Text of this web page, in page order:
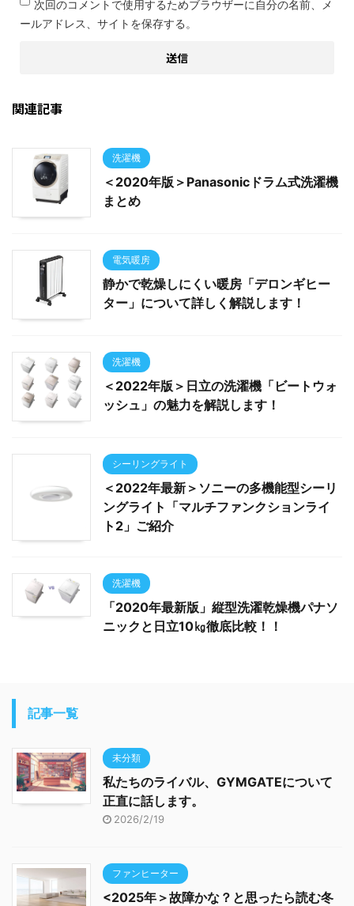
次回のコメントで使用するためブラウザーに自分の名前、メ
ールアドレス、サイトを保存する。
関連記事
洗濯機
＜2020年版＞Panasonicドラム式洗濯機
まとめ
電気暖房
静かで乾燥しにくい暖房「デロンギヒー
ター」について詳しく解説します！
洗濯機
＜2022年版＞日立の洗濯機「ビートウォ
ッシュ」の魅力を解説します！
シーリングライト
＜2022年最新＞ソニーの多機能型シーリ
ングライト「マルチファンクションライ
ト2」ご紹介
洗濯機
「2020年最新版」縦型洗濯乾燥機パナソ
ニックと日立10㎏徹底比較！！
記事一覧
未分類
私たちのライバル、GYMGATEについて
正直に話します。
2026/2/19
ファンヒーター
<2025年＞故障かな？と思ったら読む冬